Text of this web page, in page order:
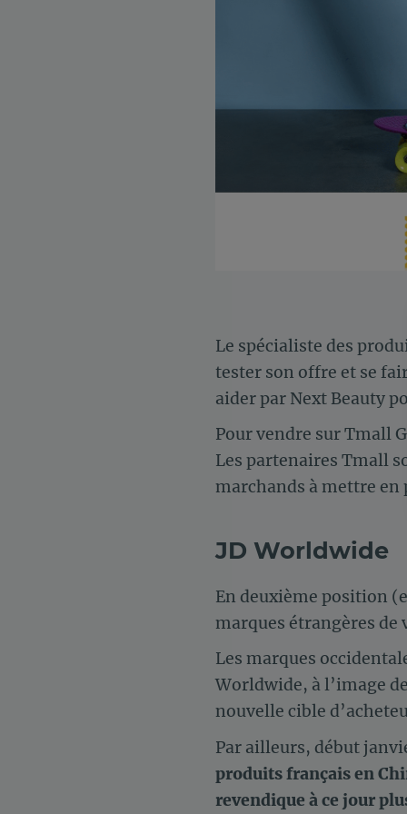
Le spécialiste des
tester son offre et se
aider par Next Beauty
Pour vendre sur Tmall
Les partenaires Tmall
marchands à mettre en
JD Worldwide
En deuxième position
marques étrangères de
Les marques
Worldwide, à l’image de
nouvelle cible
Par ailleurs, début
produits français en
revendique à ce jour